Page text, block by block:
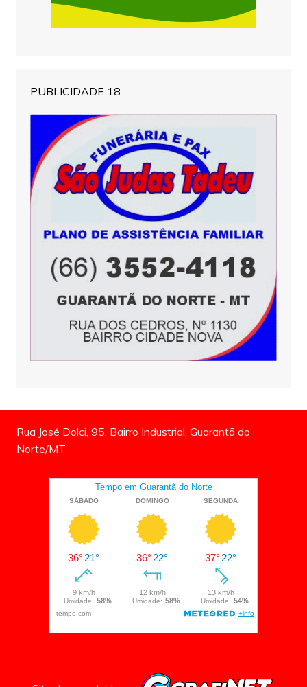
PUBLICIDADE 18
Rua José Dolci, 95, Bairro Industrial, Guarantã do
Norte/MT